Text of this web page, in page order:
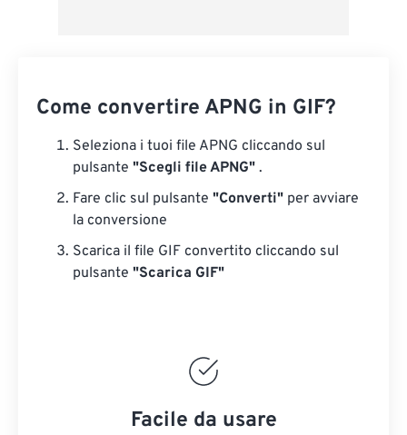
Come convertire APNG in GIF?
Seleziona i tuoi file APNG cliccando sul
pulsante "Scegli file APNG" .
Fare clic sul pulsante "Converti" per avviare
la conversione
Scarica il file GIF convertito cliccando sul
pulsante "Scarica GIF"
Facile da usare